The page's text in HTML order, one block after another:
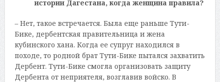
истории Дагестана, когда женщина правила?
– Нет, такое встречается. Была еще раньше Тути-
Бике, дербентская правительница и жена
кубинского хана. Когда ее супруг находился в
походе, то родной брат Тути-Бике пытался захватить
Дербент. Тути-Бике смогла организовать защиту
Дербента от неприятеля, возглавив войско. В